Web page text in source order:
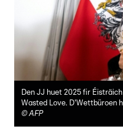
Den JJ huet 2025 fir
Wasted Love. D'Wettbüroen
©AFP